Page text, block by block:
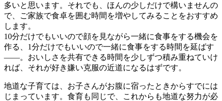
多いと思います。それでも、ほんの少しだけで構いませんの
で、ご家族で食卓を囲む時間を増やしてみることをおすすめ
します。
10分だけでもいいので顔を見ながら一緒に食事をする機会を
作る、1分だけでもいいので一緒に食事をする時間を延ばす
――。おいしさを共有できる時間を少しずつ積み重ねていけ
れば、それが好き嫌い克服の近道になるはずです。
地道な子育ては、お子さんがお腹に宿ったときからすでには
じまっています。食育も同じで、これからも地道な努力が必